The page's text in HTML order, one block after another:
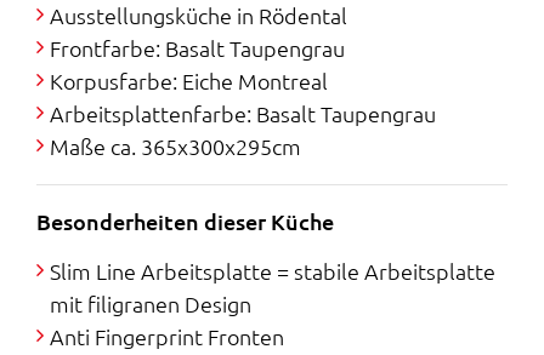
r
P
r
e
i
s
t
7
Ausstellungsküche in Rödental
Frontfarbe: Basalt Taupengrau
Korpusfarbe: Eiche Montreal
Arbeitsplattenfarbe: Basalt Taupengrau
Maße ca. 365x300x295cm
Besonderheiten dieser Küche
Slim Line Arbeitsplatte = stabile Arbeitsplatte
mit filigranen Design
Anti Fingerprint Fronten